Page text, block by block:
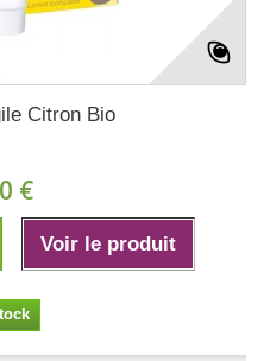
Citron Bio
€
Voir le produit